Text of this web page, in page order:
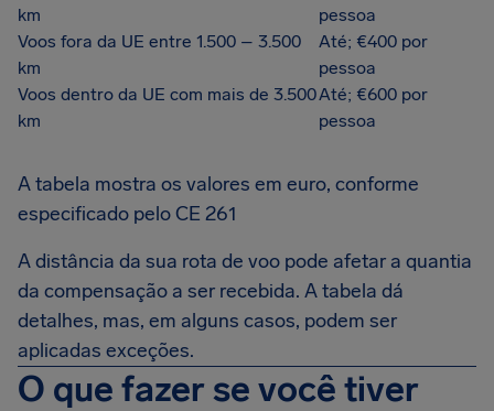
km
pessoa
Voos fora da UE entre 1.500 – 3.500
km
Até; €400 por
pessoa
Voos dentro da UE com mais de 3.500
km
Até; €600 por
pessoa
A tabela mostra os valores em euro, conforme
especificado pelo CE 261
A distância da sua rota de voo pode afetar a quantia
da compensação a ser recebida. A tabela dá
detalhes, mas, em alguns casos, podem ser
aplicadas exceções.
O que fazer se você tiver